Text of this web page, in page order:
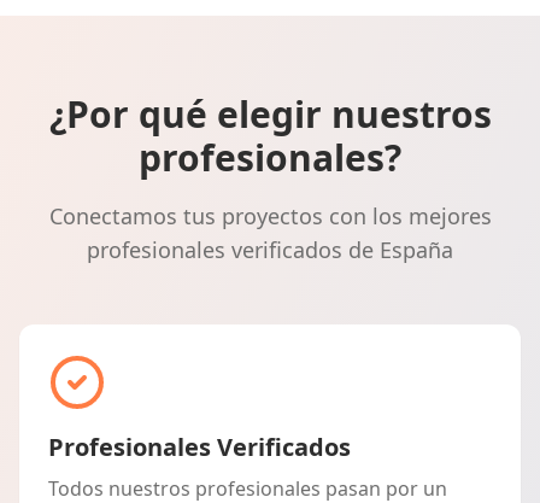
¿Por qué elegir nuestros
profesionales?
Conectamos tus proyectos con los mejores
profesionales verificados de España
Profesionales Verificados
Todos nuestros profesionales pasan por un